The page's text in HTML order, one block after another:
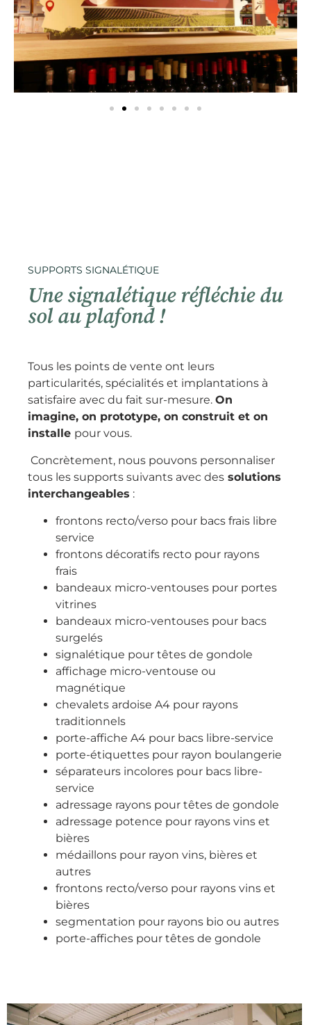
SUPPORTS SIGNALÉTIQUE
Une signalétique réfléchie du
sol au plafond !
Tous les points de vente ont leurs
particularités, spécialités et implantations à
satisfaire avec du fait sur-mesure. On
imagine, on prototype, on construit et on
installe pour vous.
Concrètement, nous pouvons personnaliser
tous les supports suivants avec des solutions
interchangeables :
frontons recto/verso pour bacs frais libre
service
frontons décoratifs recto pour rayons
frais
bandeaux micro-ventouses pour portes
vitrines
bandeaux micro-ventouses pour bacs
surgelés
signalétique pour têtes de gondole
affichage micro-ventouse ou
magnétique
chevalets ardoise A4 pour rayons
traditionnels
porte-affiche A4 pour bacs libre-service
porte-étiquettes pour rayon boulangerie
séparateurs incolores pour bacs libre-
service
adressage rayons pour têtes de gondole
adressage potence pour rayons vins et
bières
médaillons pour rayon vins, bières et
autres
frontons recto/verso pour rayons vins et
bières
segmentation pour rayons bio ou autres
porte-affiches pour têtes de gondole